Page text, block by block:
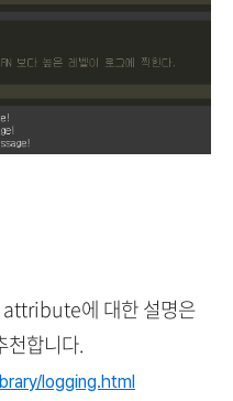
에 대한 설명은
천합니다.
logging.html